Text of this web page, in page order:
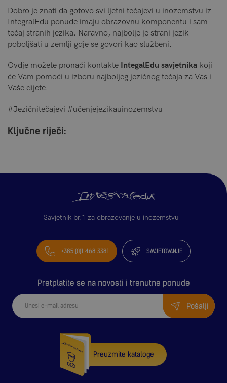
Dobro je znati da gotovo svi ljetni tečajevi u inozemstvu iz
IntegralEdu ponude imaju obrazovnu komponentu i sam
tečaj stranih jezika. Naravno, najbolje je strani jezik
poboljšati u zemlji gdje se govori kao službeni.
Ovdje možete pronaći kontakte IntegalEdu savjetnika koji
će Vam pomoći u izboru najboljeg jezičnog tečaja za Vas i
Vaše dijete.
#Jezičnitečajevi #učenjejezikauinozemstvu
Ključne riječi:
Savjetnik br.1 za obrazovanje u inozemstvu
+385 (0)1 468 3381 SAVJETOVANJE
Pretplatite se na novosti i trenutne ponude
Pošalji
Preuzmite kataloge